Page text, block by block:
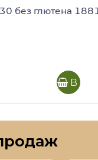
без глютена
В